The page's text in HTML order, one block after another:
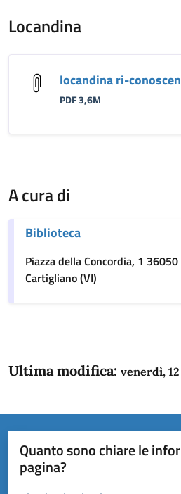
Locandina
locandina ri-
PDF 3,6M
A cura di
Biblioteca
Piazza della Concordia, 1
Cartigliano (VI)
Ultima modifica: venerdì,
Quanto sono chiare le
pagina?